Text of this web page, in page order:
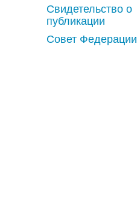
Свидетельство о
публикации
Совет Федерации